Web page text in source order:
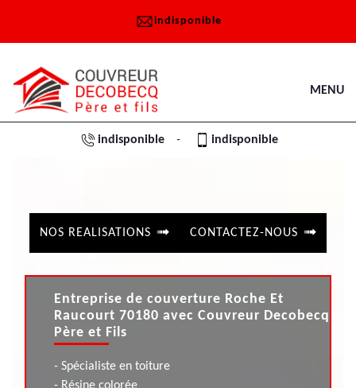
indisponible
MENU
indisponible - indisponible
NOS REALISATIONS CONTACTEZ-NOUS
Entreprise de couverture Roche Et
Raucourt 70180 avec Couvreur Decobecq
Père et Fils
- Spécialiste en toiture